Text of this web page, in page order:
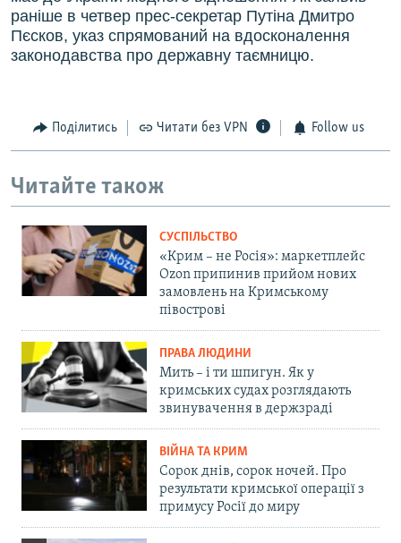
раніше в четвер прес-секретар Путіна Дмитро
Пєсков, указ спрямований на вдосконалення
законодавства про державну таємницю.
Поділитись Читати без VPN Follow us
Читайте також
СУСПІЛЬСТВО
«Крим – не Росія»: маркетплейс
Ozon припинив прийом нових
замовлень на Кримському
півострові
ПРАВА ЛЮДИНИ
Мить – і ти шпигун. Як у
кримських судах розглядають
звинувачення в держзраді
ВІЙНА ТА КРИМ
Сорок днів, сорок ночей. Про
результати кримської операції з
примусу Росії до миру